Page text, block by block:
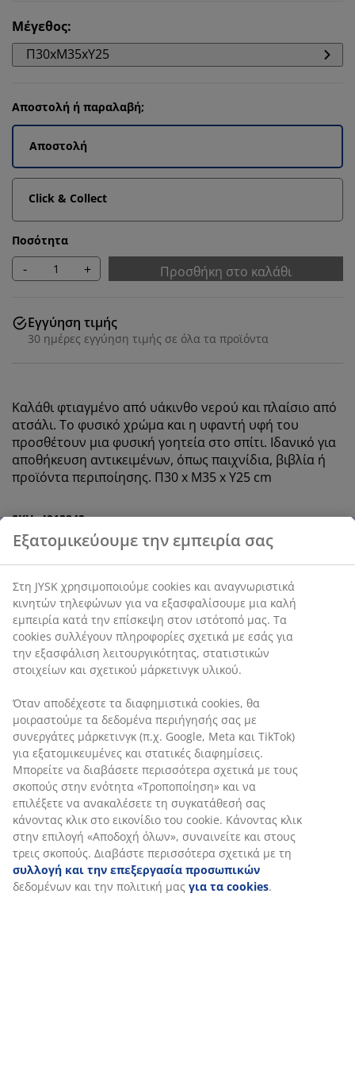
Μέγεθος:
Π30xΜ35xΥ25
Αποστολή ή παραλαβή;
Αποστολή
Click & Collect
Ποσότητα
- + Προσθήκη στο καλάθι
Εγγύηση τιμής
30 ημέρες εγγύηση τιμής σε όλα τα προϊόντα
Καλάθι φτιαγμένο από υάκινθο νερού και πλαίσιο από
ατσάλι. Το φυσικό χρώμα και η υφαντή υφή του
προσθέτουν μια φυσική γοητεία στο σπίτι. Ιδανικό για
αποθήκευση αντικειμένων, όπως παιχνίδια, βιβλία ή
προϊόντα περιποίησης. Π30 x Μ35 x Υ25 cm
SKU: 4912843
Χαρακτηριστικά προϊόντος
Αξιολογήσεις
(55)
Αποστολή